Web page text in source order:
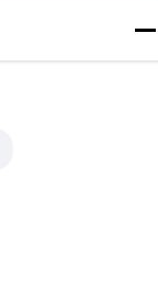
630